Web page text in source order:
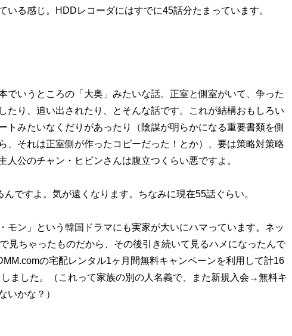
いる感じ。HDDレコーダにはすでに45話分たまっています。
でいうところの「大奥」みたいな話。正室と側室がいて、争った
たり、追い出されたり、とそんな話です。これが結構おもしろい
トみたいなくだりがあったり（陰謀が明らかになる重要書類を側
、それは正室側が作ったコピーだった！とか）、要は策略対策略
人公のチャン・ヒビンさんは腹立つくらい悪ですよ。
ですよ。気が遠くなります。ちなみに現在55話ぐらい。
モン」という韓国ドラマにも実家が大いにハマっています。ネッ
見ちゃったものだから、その後引き続いて見るハメになったんで
の宅配レンタル1ヶ月間無料キャンペーンを利用して計16
ました。（これって家族の別の人名義で、また新規入会→無料キ
いかな？）